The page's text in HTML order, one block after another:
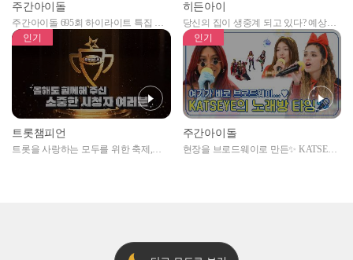
주간아이돌
주간아이돌 695회 하이라이트 특집 남
자아이돌편 예고
히든아이
당신의 집이 생중계 되고 있다? 예상치
못한 곳에서 일어나는 불법촬영 범죄!
인기
트롯챔피언
트롯을 사랑하는 모두를 위한 축제,
인기
주간아이돌
현장을 브로드웨이로 만든✨ KATSEYE